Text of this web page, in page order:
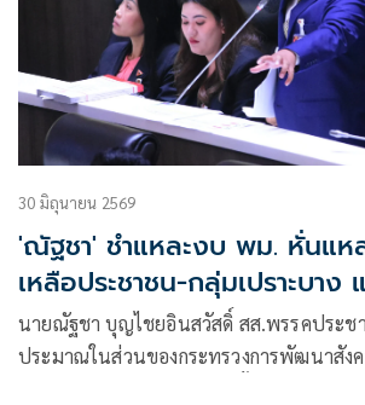
30 มิถุนายน 2569
'ณัฐชา' ชำแหละงบ พม. หั่นแห
เหลือประชาชน-กลุ่มเปราะบาง
พัฒนาบุคลากร
นายณัฐชา บุญไชยอินสวัสดิ์ สส.พรรคประช
ประมาณในส่วนของกระทรวงการพัฒนาสัง